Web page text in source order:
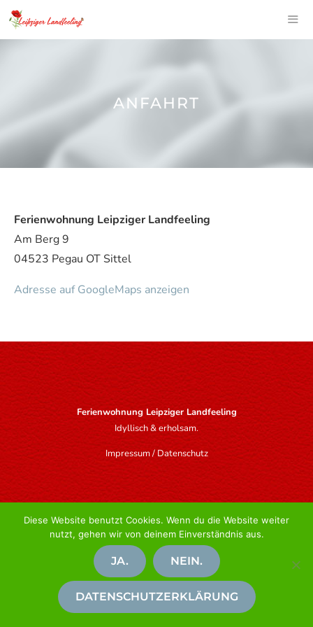
Zum
Inhalt
ANFAHRT
Ferienwohnung Leipziger Landfeeling
Am Berg 9
04523 Pegau OT Sittel
Adresse auf GoogleMaps anzeigen
Ferienwohnung Leipziger Landfeeling
Idyllisch & erholsam.
Impressum/Datenschutz
Diese Website benutzt Cookies. Wenn du die Website weiter
nutzt, gehen wir von deinem Einverständnis aus.
JA. NEIN.
DATENSCHUTZERKLÄRUNG